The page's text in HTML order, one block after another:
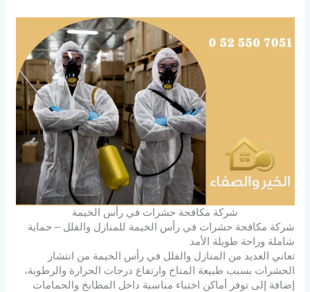
شركة مكافحة حشرات في رأس الخيمة
شركة مكافحة حشرات في رأس الخيمة للمنازل والفلل – حماية
شاملة وراحة طويلة الأمد
تعاني العديد من المنازل والفلل في رأس الخيمة من انتشار
الحشرات بسبب طبيعة المناخ وارتفاع درجات الحرارة والرطوبة،
إضافة إلى توفر أماكن اختباء مناسبة داخل المطابخ والحمامات